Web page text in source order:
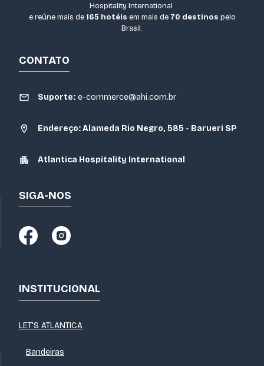
Hospitality International
e reúne mais de 165 hotéis em mais de 70 destinos pelo
Brasil.
CONTATO
Suporte: e-commerce@ahi.com.br
Endereço: Alameda Rio Negro, 585 - Barueri SP
Atlantica Hospitality International
SIGA-NOS
INSTITUCIONAL
LET'S ATLANTICA
Bandeiras